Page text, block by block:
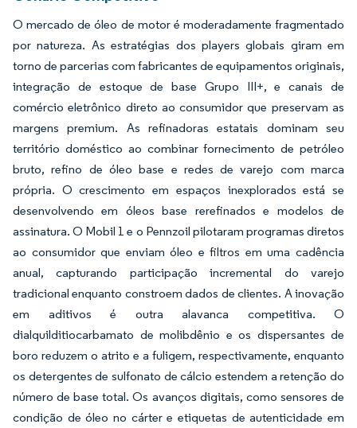
O mercado de óleo de motor é moderadamente fragmentado
por natureza. As estratégias dos players globais giram em
torno de parcerias com fabricantes de equipamentos originais,
integração de estoque de base Grupo III+, e canais de
comércio eletrônico direto ao consumidor que preservam as
margens premium. As refinadoras estatais dominam seu
território doméstico ao combinar fornecimento de petróleo
bruto, refino de óleo base e redes de varejo com marca
própria. O crescimento em espaços inexplorados está se
desenvolvendo em óleos base rerefinados e modelos de
assinatura. O Mobil 1 e o Pennzoil pilotaram programas diretos
ao consumidor que enviam óleo e filtros em uma cadência
anual, capturando participação incremental do varejo
tradicional enquanto constroem dados de clientes. A inovação
em aditivos é outra alavanca competitiva. O
dialquilditiocarbamato de molibdênio e os dispersantes de
boro reduzem o atrito e a fuligem, respectivamente, enquanto
os detergentes de sulfonato de cálcio estendem a retenção do
número de base total. Os avanços digitais, como sensores de
condição de óleo no cárter e etiquetas de autenticidade em